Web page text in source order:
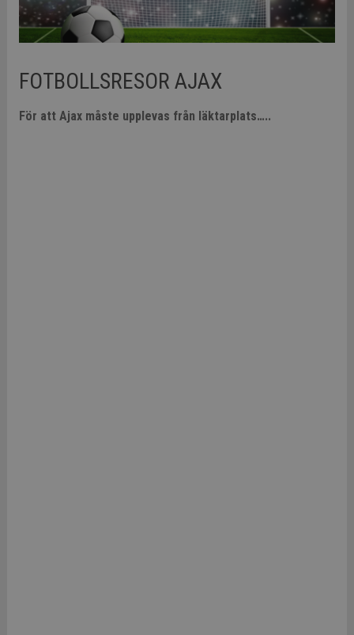
FOTBOLLSRESOR AJAX
För att Ajax måste upplevas från läktarplats…..